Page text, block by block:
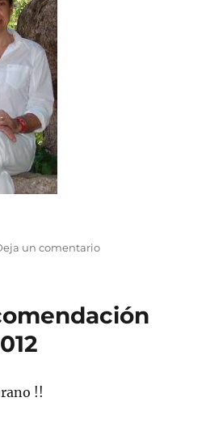
un comentarioen
2012
!!